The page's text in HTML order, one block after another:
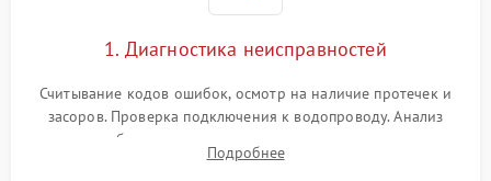
1. Диагностика неисправностей
Считывание кодов ошибок, осмотр на наличие протечек и
засоров. Проверка подключения к водопроводу. Анализ
жалоб на отсутствие слива, нагрева, вращения
разбрызгивателей или срабатывание системы защиты
Подробнее